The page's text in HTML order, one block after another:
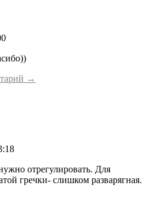
→
отрегулировать. Для
гречки- слишком разварягная.